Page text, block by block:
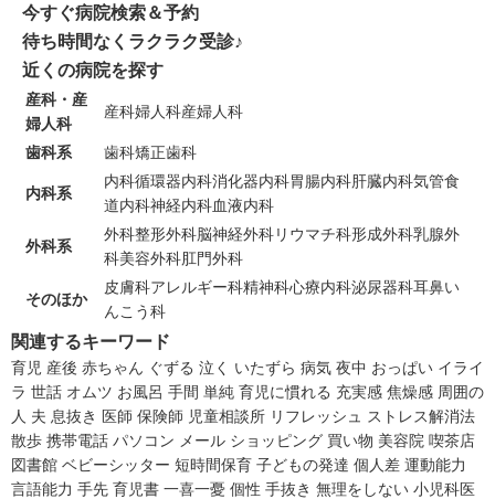
今すぐ病院検索＆予約
待ち時間なくラクラク受診♪
近くの病院を探す
産科・産
婦人科
産科婦人科産婦人科
歯科系 歯科矯正歯科
内科系
内科循環器内科消化器内科胃腸内科肝臓内科気管食
道内科神経内科血液内科
外科系
外科整形外科脳神経外科リウマチ科形成外科乳腺外
科美容外科肛門外科
そのほか
皮膚科アレルギー科精神科心療内科泌尿器科耳鼻い
んこう科
関連するキーワード
育児 産後 赤ちゃん ぐずる 泣く いたずら 病気 夜中 おっぱい イライ
ラ 世話 オムツ お風呂 手間 単純 育児に慣れる 充実感 焦燥感 周囲の
人 夫 息抜き 医師 保険師 児童相談所 リフレッシュ
ストレス解消法
散歩 携帯電話 パソコン メール ショッピング 買い物 美容院 喫茶店
図書館 ベビーシッター 短時間保育 子どもの発達 個人差 運動能力
言語能力 手先 育児書 一喜一憂 個性 手抜き 無理をしない 小児科医